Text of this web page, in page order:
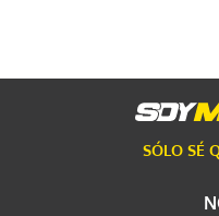
SÓLO SÉ